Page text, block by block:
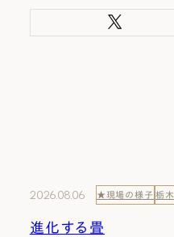
2026.08.06 ★現場の様子 栃木
進化する畳